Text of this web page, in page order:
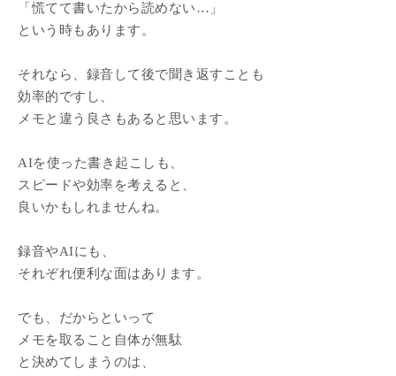
「慌てて書いたから読めない…」
という時もあります。
それなら、録音して後で聞き返すことも
効率的ですし、
メモと違う良さもあると思います。
AIを使った書き起こしも、
スピードや効率を考えると、
良いかもしれませんね。
録音やAIにも、
それぞれ便利な面はあります。
でも、だからといって
メモを取ること自体が無駄
と決めてしまうのは、